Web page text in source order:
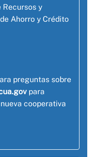
Recursos y
Ahorro y Crédito
preguntas sobre
para
cooperativa